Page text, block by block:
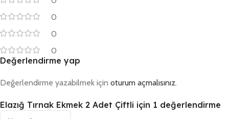
0
0
0
Elazığ Tırnak Ekmek 2 Adet Çiftli için 1 değerlendirme
Değerlendirme yap
Değerlendirme yazabilmek için oturum açmalısınız.